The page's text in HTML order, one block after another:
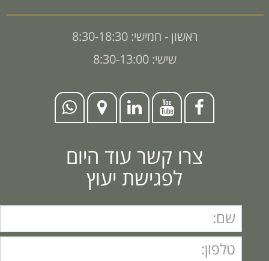
ראשון - חמישי: 8:30-18:30
שישי: 8:30-13:00
צרו קשר עוד היום
לפגישת יעוץ